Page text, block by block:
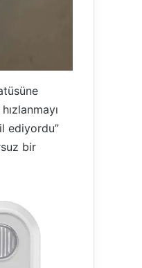
ediyordu”
bir